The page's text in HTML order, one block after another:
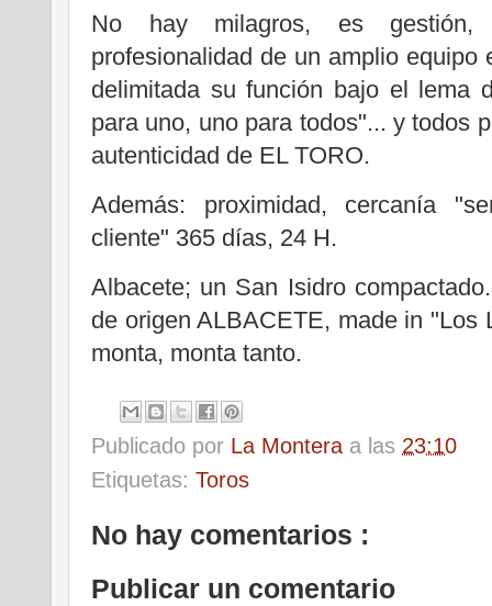
No hay milagros, es gestión,
profesionalidad de un amplio
delimitada su función bajo el lema
para uno, uno para todos"... y todos
autenticidad de EL TORO.
Además: proximidad, cercanía
cliente" 365 días, 24 H.
Albacete; un San Isidro
de origen ALBACETE, made in "Los
monta, monta tanto.
Publicado por La Montera a las 23:10
Etiquetas: Toros
No hay comentarios :
Publicar un comentario